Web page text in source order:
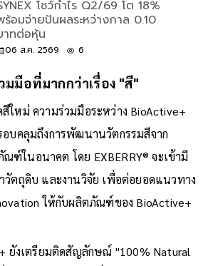
โชว์กำไร Q2/69 โต 18%
ร้อมจ่ายปันผลระหว่างกาล 0.10
าทต่อหุ้น
06 ส.ค. 2569 6
มมือที่มากกว่าเรื่อง "สี"
ใหม่ ความร่วมมือระหว่าง BioActive+
อบคลุมถึงการพัฒนานวัตกรรมสีจาก
ฑ์ในอนาคต โดย EXBERRY® จะเข้ามี
วัตถุดิบ และงานวิจัย เพื่อต่อยอดแนวทาง
ให้กับผลิตภัณฑ์ของ BioActive+
ยังเตรียมติดสัญลักษณ์ "100% Natural